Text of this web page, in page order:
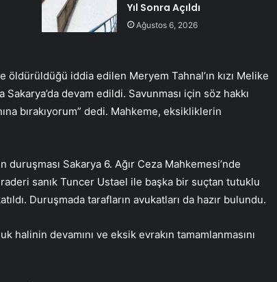
Yıl Sonra Açıldı
Ağustos 6, 2026
öldürüldüğü iddia edilen Meryem Tahnal’ın kızı Melike
Sakarya’da devam edildi. Savunması için söz hakkı
bırakıyorum” dedi. Mahkeme, eksikliklerin
Sakarya 6. Ağır Ceza Mahkemesi’nde
sanık Tuncer Ustael ile başka bir suçtan tutuklu
Duruşmada tarafların avukatları da hazır bulundu.
halinin devamını ve eksik evrakın tamamlanmasını